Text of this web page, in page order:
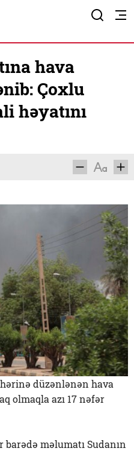
hava
Çoxlu
həyatını
düzənlənən hava
olmaqla azı 17 nəfər
məlumatı Sudanın